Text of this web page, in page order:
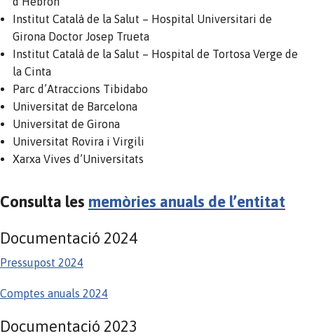
Institut Català de la Salut – Hospital Universitari de
Girona Doctor Josep Trueta
Institut Català de la Salut – Hospital de Tortosa Verge de
la Cinta
Parc d’Atraccions Tibidabo
Universitat de Barcelona
Universitat de Girona
Universitat Rovira i Virgili
Xarxa Vives d’Universitats
Consulta les memòries anuals de l’entitat
Documentació 2024
Pressupost 2024
Comptes anuals 2024
Documentació 2023